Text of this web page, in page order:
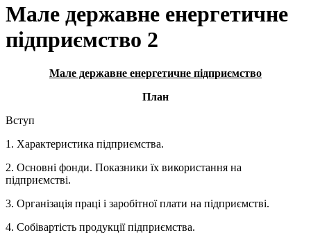
Мале державне енергетичне
підприємство 2
Мале державне енергетичне підприємство
План
Вступ
1. Характеристика підприємства.
2. Основні фонди. Показники їх використання на
підприємстві.
3. Організація праці і заробітної плати на підприємстві.
4. Собівартість продукції підприємства.